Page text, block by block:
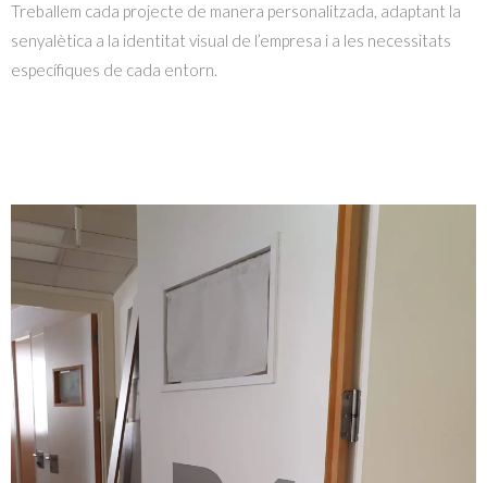
Treballem cada projecte de manera personalitzada, adaptant la
senyalètica a la identitat visual de l’empresa i a les necessitats
específiques de cada entorn.